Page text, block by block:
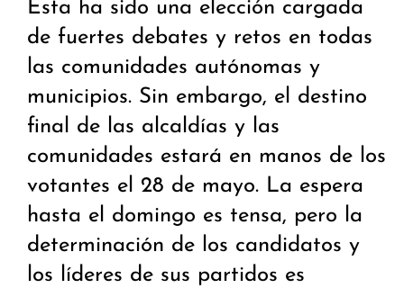
Esta ha sido una elección cargada
de fuertes debates y retos en todas
las comunidades autónomas y
municipios. Sin embargo, el destino
final de las alcaldías y las
comunidades estará en manos de los
votantes el 28 de mayo. La espera
hasta el domingo es tensa, pero la
determinación de los candidatos y
los líderes de sus partidos es